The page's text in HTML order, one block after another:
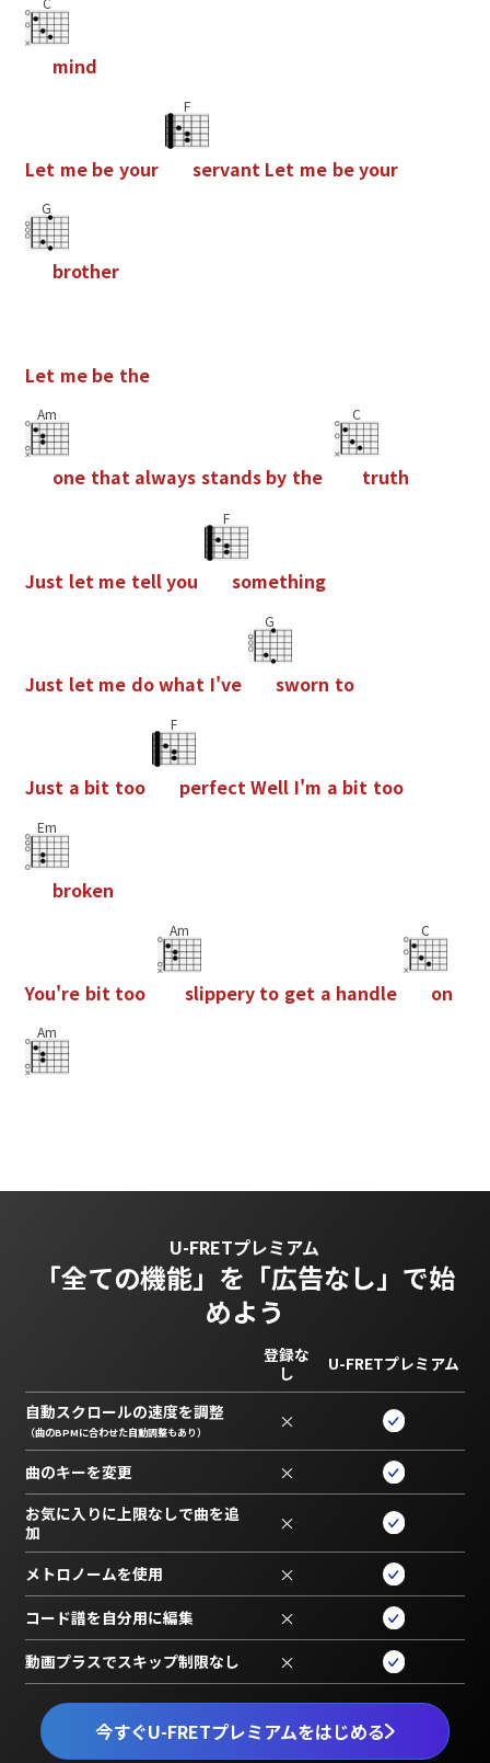
mind
Let me be your
F
servant Let me beyour
G
brother
Let me be the
Am
one that always stands by the
C
truth
Just let me tellyou
F
something
Just let me dowhat I've
G
sworn to
Just a bit too
F
perfectWell I'm a bit too
Em
broken
You're bit too
Am
slippery to get a handle
C
on
Am
U-FRETプレミアム
「全ての機能」を 「広告なし」で始
めよう
今すぐU-FRETプレミアムをはじめる
登録な
し
U-FRETプレミアム
自動スクロールの速度を調整
（曲のBPMに合わせた自動調整もあり） ×
曲のキーを変更 ×
お気に入りに上限なしで曲を追
加
×
メトロノームを使用 ×
コード譜を自分用に編集 ×
動画プラスでスキップ制限なし ×